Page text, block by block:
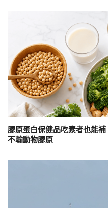
膠原蛋白保健品吃素者也能
不輸動物膠原